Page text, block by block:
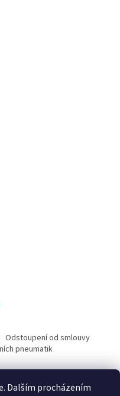
Dalším procházením
Odstoupení od smlouvy
pneumatik